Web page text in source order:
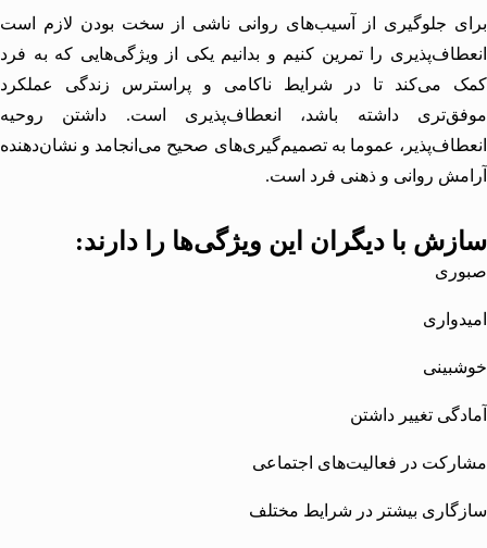
جلوگیری از آسیب‌های روانی ناشی از سخت بودن لازم است
را تمرین کنیم و بدانیم یکی از ویژگی‌هایی که به فرد
می‌کند تا در شرایط ناکامی و
پراسترس زندگی عملکرد
داشته باشد، انعطاف‌پذیری است. داشتن روحیه
عموما به تصمیم‌گیری‌های صحیح می‌انجامد و نشان‌دهنده
روانی و ذهنی فرد است.
با دیگران این ویژگی‌ها را دارند:
تغییر داشتن
در فعالیت‌های اجتماعی
بیشتر در شرایط مختلف